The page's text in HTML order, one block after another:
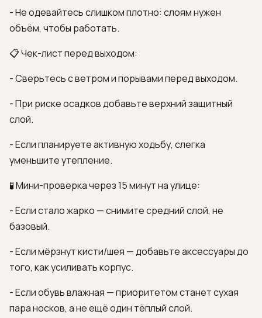
- Не одевайтесь слишком плотно: слоям нужен
объём, чтобы работать.
📋 Чек-лист перед выходом:
- Сверьтесь с ветром и порывами перед выходом.
- При риске осадков добавьте верхний защитный
слой.
- Если планируете активную ходьбу, слегка
уменьшите утепление.
🧪 Мини-проверка через 15 минут на улице:
- Если стало жарко — снимите средний слой, не
базовый.
- Если мёрзнут кисти/шея — добавьте аксессуары до
того, как усиливать корпус.
- Если обувь влажная — приоритетом станет сухая
пара носков, а не ещё один тёплый слой.